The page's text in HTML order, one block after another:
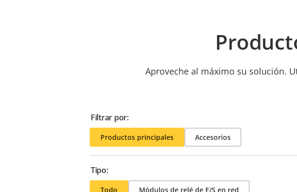
Aproveche al máximo su solución.
Filtrar por:
Productos principales Accesorios
Tipo:
Todo Módulos de relé de E/S en red